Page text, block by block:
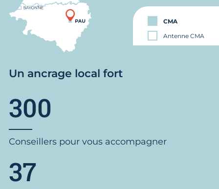
CMA
Antenne CMA
Un ancrage local fort
300
Conseillers pour vous accompagner
37